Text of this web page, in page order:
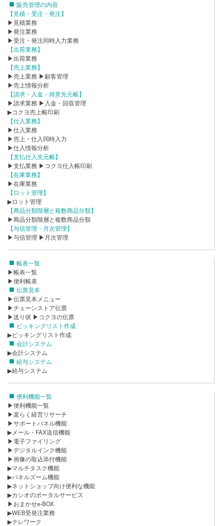
販売管理の内容
【見積・受注・発注】
▶見積業務
▶発注業務
▶受注・発注同時入力業務
【出荷業務】
▶出荷業務
【売上業務】
▶売上業務 ▶顧客管理
▶売上情報分析
【請求・入金・得意先元帳】
▶請求業務 ▶入金・回収管理
▶コクヨ売上帳印刷
【仕入業務】
▶仕入業務
▶売上・仕入同時入力
▶仕入情報分析
【支払仕入先元帳】
▶支払業務 ▶コクヨ仕入帳印刷
【在庫業務】
▶在庫業務
【ロット管理】
▶ロット管理
【商品分類階層と複数商品分類】
▶商品分類階層と複数商品分類
【与信管理・月次管理】
▶与信管理 ▶月次管理
帳表一覧
▶帳表一覧
▶便利帳表
伝票見本
▶伝票見本メニュー
▶チェーンストア伝票
▶送り状 ▶コクヨの伝票
ピッキングリスト作成
▶ピッキングリスト作成
会計システム
▶会計システム
給与システム
▶給与システム
便利機能一覧
▶便利機能一覧
▶楽らく経営リサーチ
▶サポートパネル機能
▶メール・FAX送信機能
▶電子ファイリング
▶デジタルインク機能
▶画像の取込添付機能
▶マルチタスク機能
▶パネルズーム機能
▶ネットショップ向け便利な機能
▶カシオのポータルサービス
▶おまかせe-BOX
▶WEB受発注業務
▶テレワーク